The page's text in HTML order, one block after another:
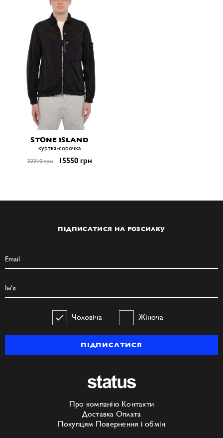
STONE ISLAND
куртка-сорочка
22210 грн 15550 грн
ПІДПИСАТИСЯ НА РОЗСИЛКУ
Чоловіча Жіноча
ПІДПИСАТИСЯ
Про компанію Контакти
Доставка Оплата
Покупцям Повернення і обмін